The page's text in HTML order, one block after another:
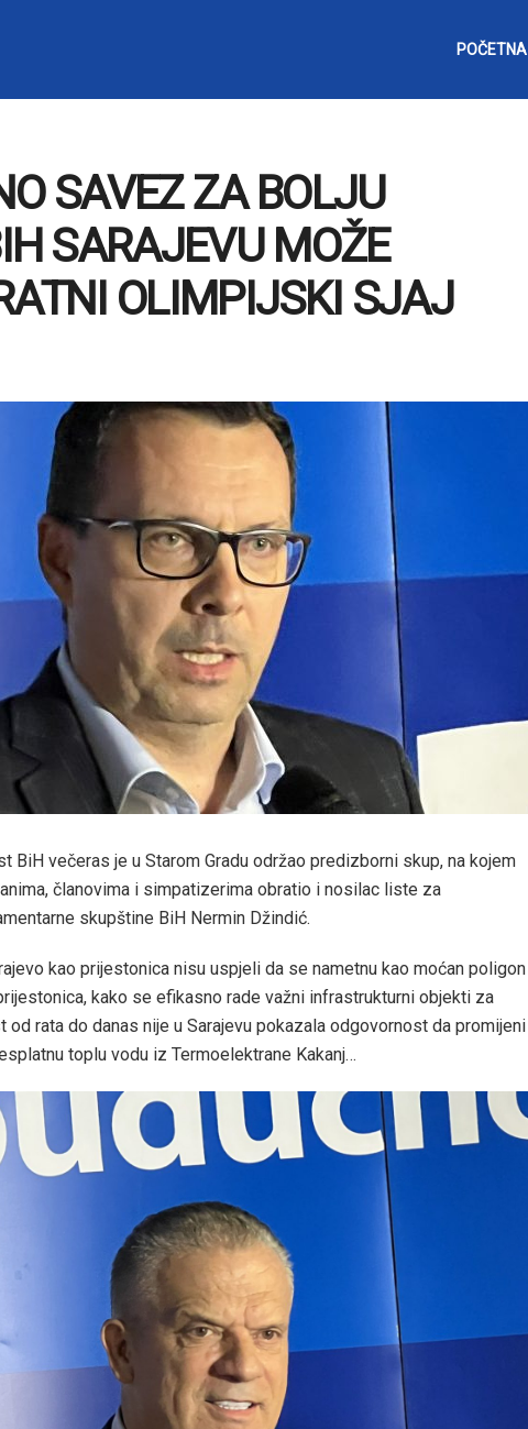
POČETNA
SAVEZ ZA BOLJU
SARAJEVU MOŽE
OLIMPIJSKI SJAJ
BiH večeras je u Starom Gradu održao predizborni skup, na kojem
članovima i simpatizerima obratio i nosilac liste za
skupštine BiH Nermin Džindić.
kao prijestonica nisu uspjeli da se nametnu kao moćan poligon
kako se efikasno rade važni infrastrukturni objekti za
od rata do danas nije u Sarajevu pokazala odgovornost da promijeni
toplu vodu iz Termoelektrane Kakanj…